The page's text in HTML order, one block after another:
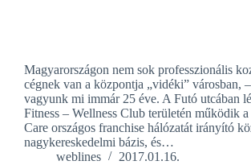
Magyarországon nem sok professzionális
cégnek van a központja „vidéki” városban,
vagyunk mi immár 25 éve. A Futó utcában
Fitness – Wellness Club területén működik
Care országos franchise hálózatát irányító
nagykereskedelmi bázis, és…
weblines
2017.01.16.